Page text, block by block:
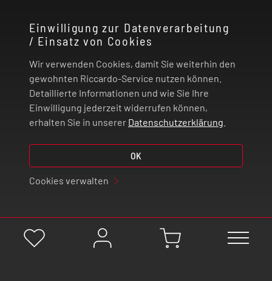
Einwilligung zur Datenverarbeitung
/ Einsatz von Cookies
Wir verwenden Cookies, damit Sie weiterhin den
gewohnten Riccardo-Service nutzen können.
Detaillierte Informationen und wie Sie Ihre
Einwilligung jederzeit widerrufen können,
erhalten Sie in unserer Datenschutzerklärung
OK
Cookies verwalten
RECHTLICHES
ZAHLUNG UND VERSAND
VERTRAG WIDERRUFEN
© 2026 | Riccardo Onlinestore GmbH